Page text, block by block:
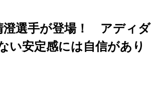
澄選手が登場！ アディダ
安定感には自信があり